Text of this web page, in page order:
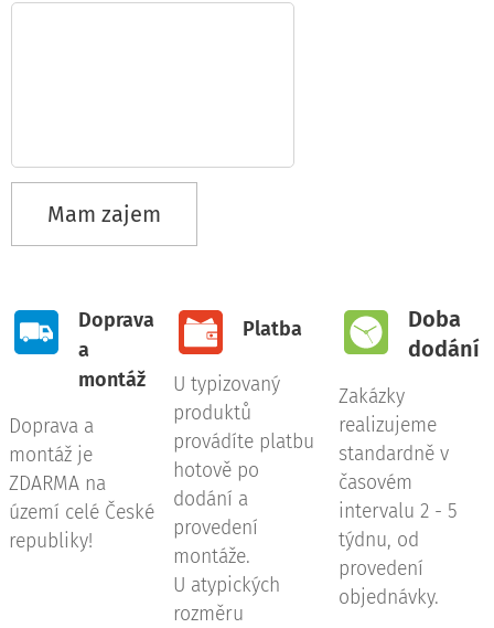
Mam zajem
Doprava
a
montáž
Doprava a
montáž je
ZDARMA na
území celé České
republiky!
Platba
U typizovaný
produktů
provádíte platbu
hotově po
dodání a
provedení
montáže.
U atypických
rozměru
Doba
dodání
Zakázky
realizujeme
standardně v
časovém
intervalu 2 - 5
týdnu, od
provedení
objednávky.